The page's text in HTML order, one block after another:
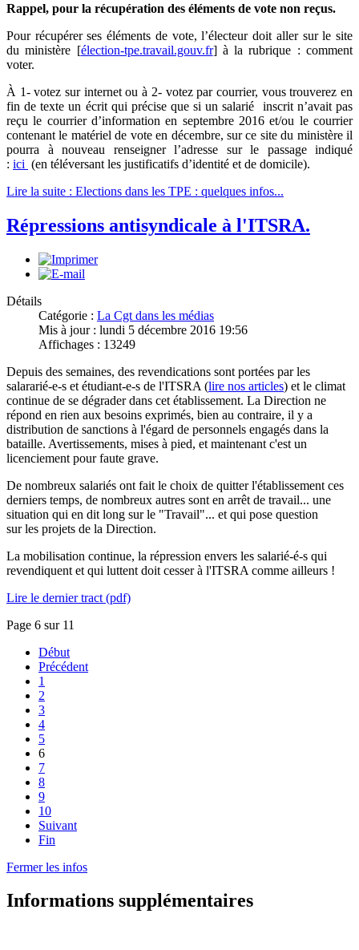
Rappel, pour la récupération des éléments de vote non reçus.
Pour récupérer ses éléments de vote, l’électeur doit aller sur le site
du ministère [élection-tpe.travail.gouv.fr] à la rubrique : comment
voter.
À 1- votez sur internet ou à 2- votez par courrier, vous trouverez en
fin de texte un écrit qui précise que si un salarié inscrit n’avait pas
reçu le courrier d’information en septembre 2016 et/ou le courrier
contenant le matériel de vote en décembre, sur ce site du ministère il
pourra à nouveau renseigner l’adresse sur le passage indiqué
: ici (en téléversant les justificatifs d’identité et de domicile).
Lire la suite : Elections dans les TPE : quelques infos...
Répressions antisyndicale à l'ITSRA.
Détails
Catégorie : La Cgt dans les médias
Mis à jour : lundi 5 décembre 2016 19:56
Affichages : 13249
Depuis des semaines, des revendications sont portées par les
salararié-e-s et étudiant-e-s de l'ITSRA (lire nos articles) et le climat
continue de se dégrader dans cet établissement. La Direction ne
répond en rien aux besoins exprimés, bien au contraire, il y a
distribution de sanctions à l'égard de personnels engagés dans la
bataille. Avertissements, mises à pied, et maintenant c'est un
licenciement pour faute grave.
De nombreux salariés ont fait le choix de quitter l'établissement ces
derniers temps, de nombreux autres sont en arrêt de travail... une
situation qui en dit long sur le "Travail"... et qui pose question
sur les projets de la Direction.
La mobilisation continue, la répression envers les salarié-é-s qui
revendiquent et qui luttent doit cesser à l'ITSRA comme ailleurs !
Lire le dernier tract (pdf)
Page 6 sur 11
Début
Précédent
1
2
3
4
5
6
7
8
9
10
Suivant
Fin
Fermer les infos
Informations supplémentaires